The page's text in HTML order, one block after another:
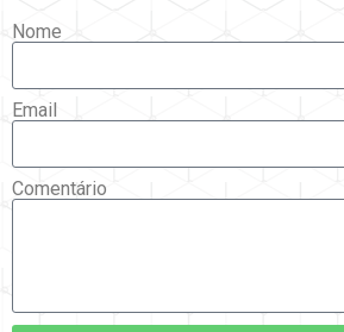
Nome
Email
Comentário